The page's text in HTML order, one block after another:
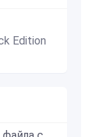
Edition